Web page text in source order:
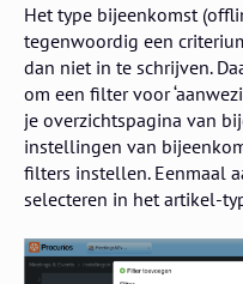
Het type bijeenkomst
tegenwoordig een
dan niet in te schrijven.
om een filter voor
je overzichtspagina van
instellingen van
filters instellen. Eenmaal
selecteren in het artikel-